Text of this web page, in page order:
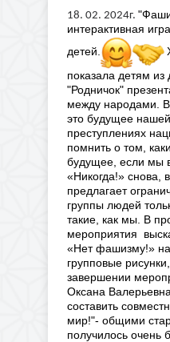
18. 02. 2024г.
интерактивная
детей.
показала детям из
"Родничок"
между народами.
это будущее
преступлениях
помнить о том,
будущее, если мы
«Никогда!» снова,
предлагает
группы людей
такие, как мы. В
мероприятия
«Нет фашизму!»
групповые
завершении
Оксана
составить
мир!"- общими
получилось очень